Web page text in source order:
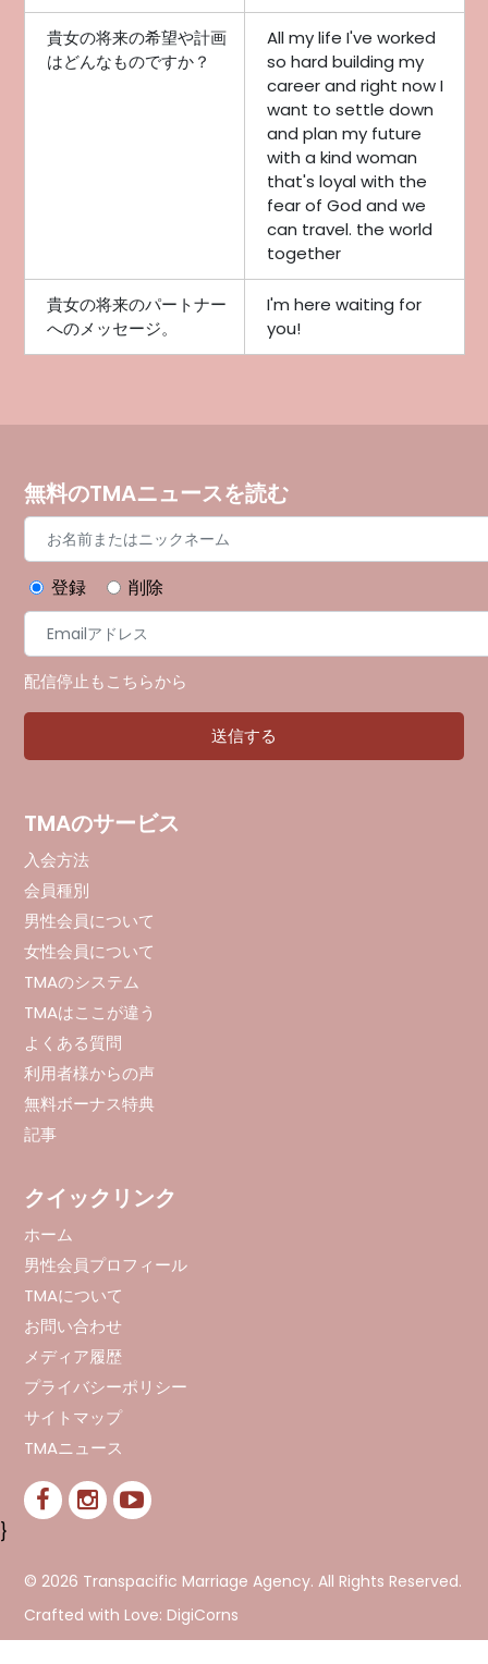
貴女の将来の希望や計画
はどんなものですか？
All my life I've worked
so hard building my
career and right now I
want to settle down
and plan my future
with a kind woman
that's loyal with the
fear of God and we
can travel. the world
together
貴女の将来のパートナー
へのメッセージ。
I'm here waiting for
you!
無料のTMAニュースを読む
登録 削除
配信停止もこちらから
TMAのサービス
入会方法
会員種別
男性会員について
女性会員について
TMAのシステム
TMAはここが違う
よくある質問
利用者様からの声
無料ボーナス特典
記事
クイックリンク
ホーム
男性会員プロフィール
TMAについて
お問い合わせ
メディア履歴
プライバシーポリシー
サイトマップ
TMAニュース
}
© 2026 Transpacific Marriage Agency. All Rights Reserved.
Crafted with Love: DigiCorns